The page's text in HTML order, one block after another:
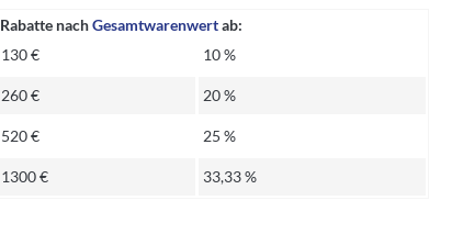
Rabatte nachGesamtwarenwertab:
130 €
10 %
260 € 20 %
520 € 25 %
1300 € 33,33 %